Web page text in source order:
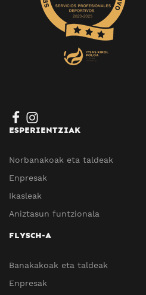
ESPERIENTZIAK
Norbanakoak eta taldeak
Enpresak
Ikasleak
Aniztasun funtzionala
FLYSCH-A
Banakakoak eta taldeak
Enpresak